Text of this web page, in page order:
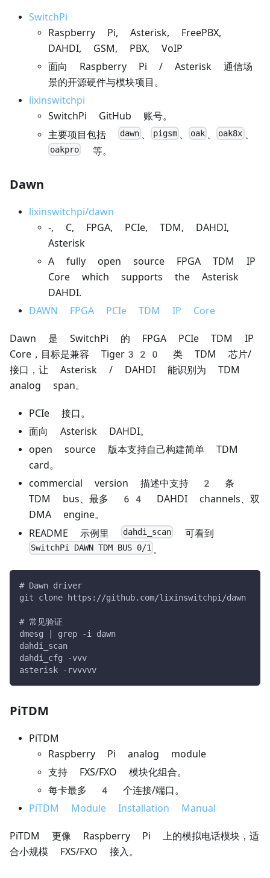
SwitchPi
Raspberry Pi, Asterisk, FreePBX,
DAHDI, GSM, PBX, VoIP
面向 Raspberry Pi / Asterisk 通信场
景的开源硬件与模块项目。
lixinswitchpi
SwitchPi GitHub 账号。
主要项目包括
dawn 、 pigsm、 oak 、 oak8x 、
oakpro 等。
Dawn
lixinswitchpi/dawn
-, C, FPGA, PCIe, TDM, DAHDI,
Asterisk
A fully open source FPGA TDM IP
Core which supports the Asterisk
DAHDI.
DAWN FPGA PCIe TDM IP Core
Dawn 是 SwitchPi 的 FPGA PCIe TDM IP
Core，目标是兼容 Tiger320 类 TDM 芯片/
接口，让 Asterisk / DAHDI 能识别为 TDM
analog span。
PCIe 接口。
面向 Asterisk DAHDI。
open source 版本支持自己构建简单 TDM
card。
commercial version 描述中支持 2 条
TDM bus、最多 64 DAHDI channels、双
DMA engine。
README 示例里
dahdi_scan 可看到
SwitchPi DAWN TDM BUS 0/1 。
# Dawn driver
git clone https://github.com/lixinswitchpi/dawn
# 常见验证
dmesg | grep -i dawn
dahdi_scan
dahdi_cfg -vvv
asterisk -rvvvvv
PiTDM
PiTDM
Raspberry Pi analog module
支持 FXS/FXO 模块化组合。
每卡最多 4 个连接/端口。
PiTDM Module Installation Manual
PiTDM 更像 Raspberry Pi 上的模拟电话模块，适
合小规模 FXS/FXO 接入。